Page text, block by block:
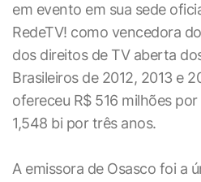
em evento em sua sede
RedeTV! como vencedora
dos direitos de TV aberta
Brasileiros de 2012, 2013 e
ofereceu R$ 516 milhões
1,548 bi por três anos.
A emissora de Osasco foi a